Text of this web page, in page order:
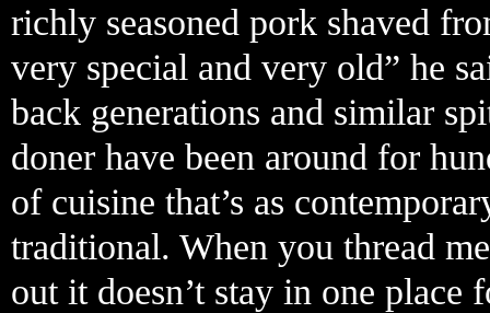
richly seasoned pork shaved
very special and very old” he
back generations and similar
doner have been around for
of cuisine that’s as
traditional. When you thread
out it doesn’t stay in one place